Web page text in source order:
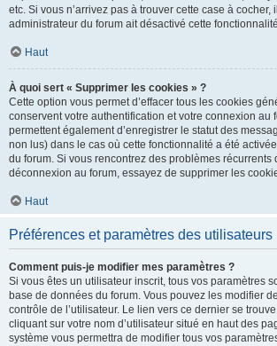
etc. Si vous n’arrivez pas à trouver cette case à cocher,
administrateur du forum ait désactivé cette
Haut
À quoi sert « Supprimer les cookies » ?
Cette option vous permet d’effacer tous les cookies
conservent votre authentification et votre connexion au
permettent également d’enregistrer le statut des
non lus) dans le cas où cette fonctionnalité a été
du forum. Si vous rencontrez des problèmes récurrents
déconnexion au forum, essayez de supprimer les
Haut
Préférences et paramètres des utilisateurs
Comment puis-je modifier mes paramètres ?
Si vous êtes un utilisateur inscrit, tous vos paramètres
base de données du forum. Vous pouvez les modifier
contrôle de l’utilisateur. Le lien vers ce dernier se
cliquant sur votre nom d’utilisateur situé en haut des
système vous permettra de modifier tous vos